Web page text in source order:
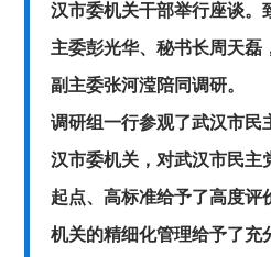
汉市委机关干部举行座谈。
主委彭光华、秘书长周天磊
副主委张河滢陪同调研。
调研组一行参观了武汉市民
汉市委机关，对武汉市民主
起点、高标准给予了高度评
机关的精细化管理给予了充